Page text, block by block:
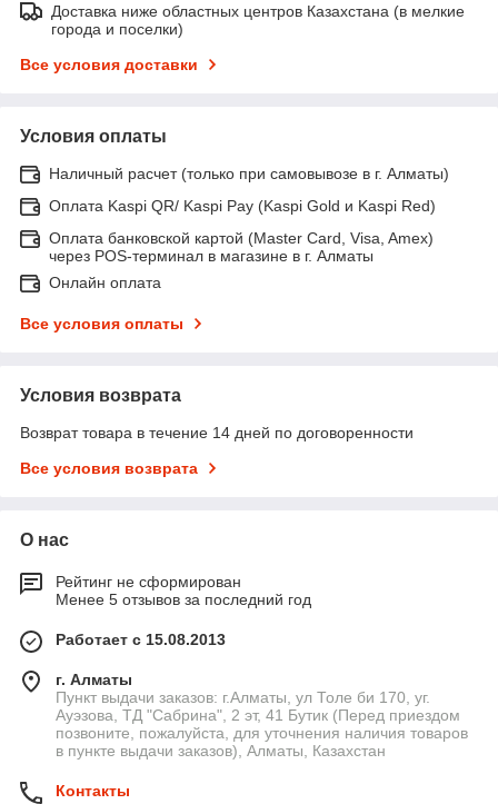
Доставка ниже областных центров Казахстана (в мелкие
города и поселки)
Все условия доставки
Условия оплаты
Наличный расчет (только при самовывозе в г. Алматы)
Оплата Kaspi QR/ Kaspi Pay (Kaspi Gold и Kaspi Red)
Оплата банковской картой (Master Card, Visa, Amex)
через POS-терминал в магазине в г. Алматы
Онлайн оплата
Все условия оплаты
Условия возврата
Возврат товара в течение 14 дней по договоренности
Все условия возврата
О нас
Рейтинг не сформирован
Менее 5 отзывов за последний год
Работает с 15.08.2013
г. Алматы
Пункт выдачи заказов: г.Алматы, ул Толе би 170, уг.
Ауэзова, ТД "Сабрина", 2 эт, 41 Бутик (Перед приездом
позвоните, пожалуйста, для уточнения наличия товаров
в пункте выдачи заказов), Алматы, Казахстан
Контакты